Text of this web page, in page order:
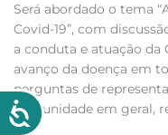
Será abordado o tema
Covid-19”, com
a conduta e atuação
avanço da doença em
perguntas de
comunidade em geral,